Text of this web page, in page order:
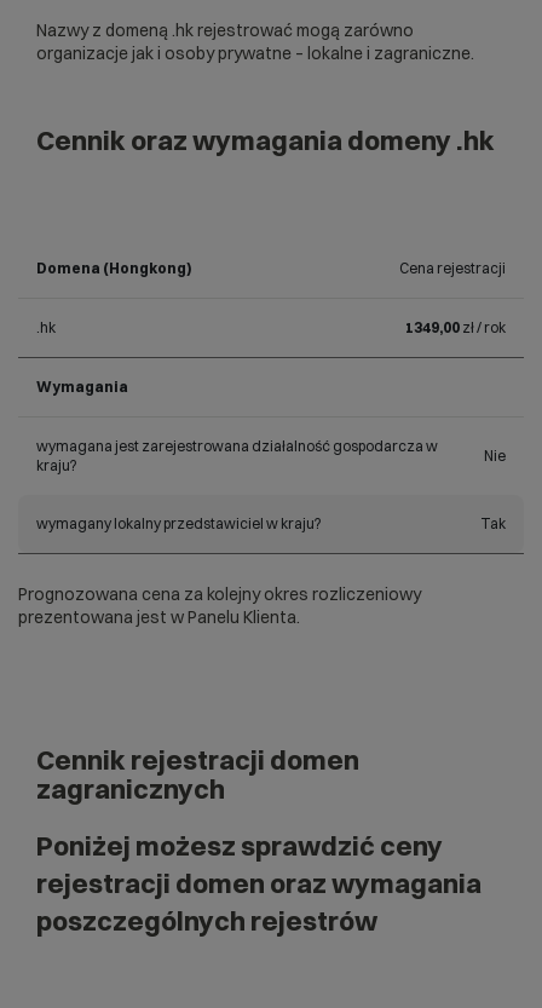
Nazwy z domeną .hk rejestrować mogą zarówno
organizacje jak i osoby prywatne – lokalne i zagraniczne.
Cennik oraz wymagania domeny .hk
Domena (Hongkong) Cena rejestracji
.hk 1349,00 zł / rok
Wymagania
wymagana jest zarejestrowana działalność gospodarcza w
kraju?
Nie
wymagany lokalny przedstawiciel w kraju? Tak
Prognozowana cena za kolejny okres rozliczeniowy
prezentowana jest w Panelu Klienta.
Cennik rejestracji domen
zagranicznych
Poniżej możesz sprawdzić ceny
rejestracji domen oraz wymagania
poszczególnych rejestrów